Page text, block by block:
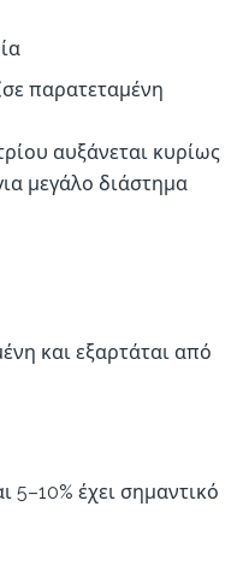
παρατεταμένη
αυξάνεται κυρίως
μεγάλο διάστημα
και εξαρτάται από
έχει σημαντικό